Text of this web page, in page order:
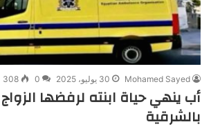
Mohamed Sayed 30 يوليو، 2025 0
308
أب ينهي حياة ابنته لرفضها
بالشرقية